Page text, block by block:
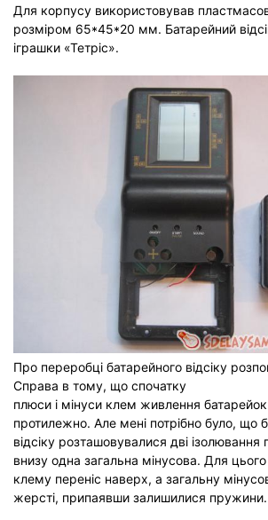
Для корпусу використовував
розміром 65*45*20 мм. Батарейний
іграшки «Тетріс».
Про переробці батарейного відсіку
Справа в тому, що спочатку
плюси і мінуси клем живлення батарейок
протилежно. Але мені потрібно було, що б
відсіку розташовувалися дві
внизу одна загальна мінусова. Для
клему переніс наверх, а загальну
жерсті, припаявши залишилися пружини.